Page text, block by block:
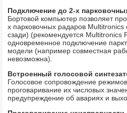
Подключение до 2-х
Бортовой компьютер позволяет
х парковочных радаров
сзади) (рекомендуется Multitronics
одновременное подключение
модели (например совместная
невозможна).
Встроенный голосовой
Голосовое сопровождение
проговаривание их числовых
предупреждение об авариях и